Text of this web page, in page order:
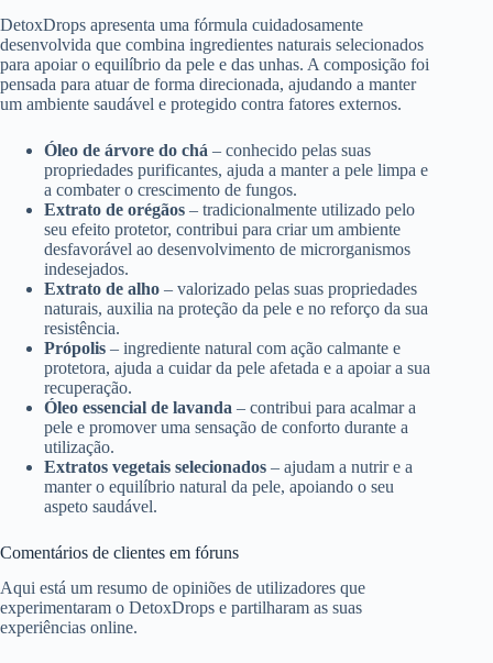
DetoxDrops apresenta uma fórmula cuidadosamente
desenvolvida que combina ingredientes naturais selecionados
para apoiar o equilíbrio da pele e das unhas. A composição foi
pensada para atuar de forma direcionada, ajudando a manter
um ambiente saudável e protegido contra fatores externos.
Óleo de árvore do chá – conhecido pelas suas
propriedades purificantes, ajuda a manter a pele limpa e
a combater o crescimento de fungos.
Extrato de orégãos – tradicionalmente utilizado pelo
seu efeito protetor, contribui para criar um ambiente
desfavorável ao desenvolvimento de microrganismos
indesejados.
Extrato de alho – valorizado pelas suas propriedades
naturais, auxilia na proteção da pele e no reforço da sua
resistência.
Própolis – ingrediente natural com ação calmante e
protetora, ajuda a cuidar da pele afetada e a apoiar a sua
recuperação.
Óleo essencial de lavanda – contribui para acalmar a
pele e promover uma sensação de conforto durante a
utilização.
Extratos vegetais selecionados – ajudam a nutrir e a
manter o equilíbrio natural da pele, apoiando o seu
aspeto saudável.
Comentários de clientes em fóruns
Aqui está um resumo de opiniões de utilizadores que
experimentaram o DetoxDrops e partilharam as suas
experiências online.